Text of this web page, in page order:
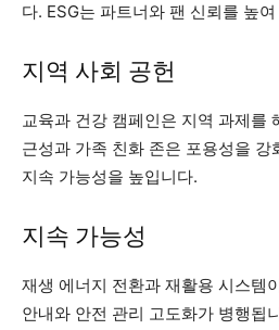
다. ESG는 파트너와 팬 신뢰를 높
지역 사회 공헌
교육과 건강 캠페인은 지역 과제를
근성과 가족 친화 존은 포용성을 강
지속 가능성을 높입니다.
지속 가능성
재생 에너지 전환과 재활용 시스템
안내와 안전 관리 고도화가 병행됩